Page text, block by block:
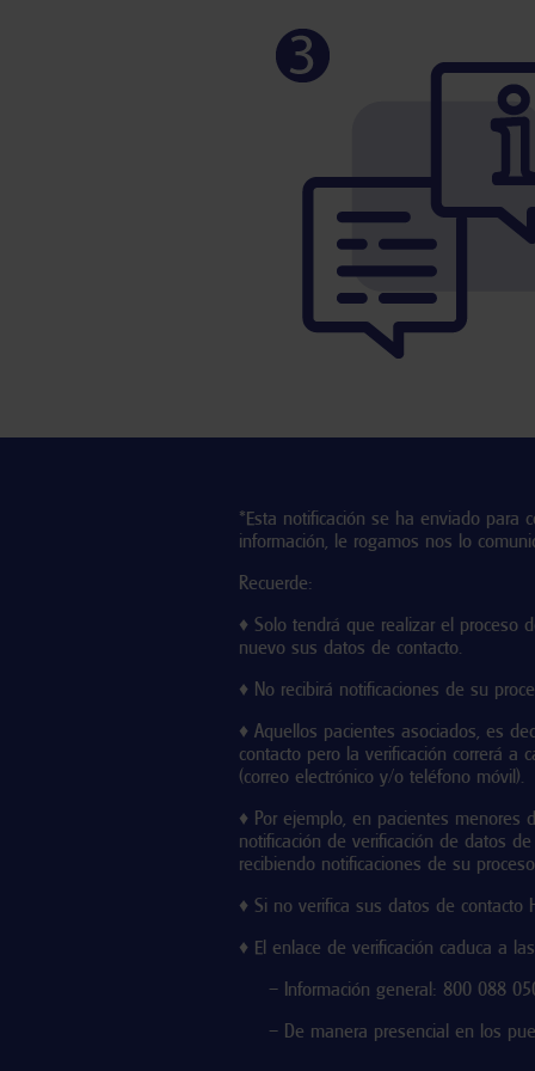
*Esta notificación se ha enviado para
información, le rogamos nos lo
Recuerde:
♦ Solo tendrá que realizar el proceso
nuevo sus datos de contacto.
♦ No recibirá notificaciones de su
♦ Aquellos pacientes asociados, es
contacto pero la verificación correrá a
(correo electrónico y/o teléfono móvil).
♦ Por ejemplo, en pacientes menores
notificación de verificación de datos
recibiendo notificaciones de su
♦ Si no verifica sus datos de contacto
♦ El enlace de verificación caduca a
– Información general: 800 088
– De manera presencial en los